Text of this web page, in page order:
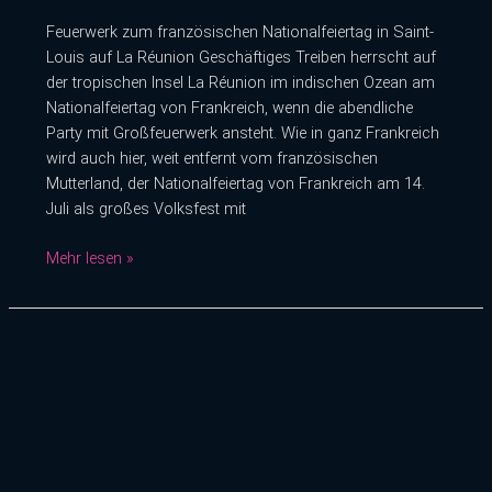
Feuerwerk zum französischen Nationalfeiertag in Saint-
Louis auf La Réunion Geschäftiges Treiben herrscht auf
der tropischen Insel La Réunion im indischen Ozean am
Nationalfeiertag von Frankreich, wenn die abendliche
Party mit Großfeuerwerk ansteht. Wie in ganz Frankreich
wird auch hier, weit entfernt vom französischen
Mutterland, der Nationalfeiertag von Frankreich am 14.
Juli als großes Volksfest mit
Mehr lesen »